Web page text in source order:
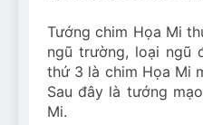
Tướng chim Họa Mi
ngũ trường, loại ngũ
thứ 3 là chim Họa Mi
Sau đây là tướng
Mi.